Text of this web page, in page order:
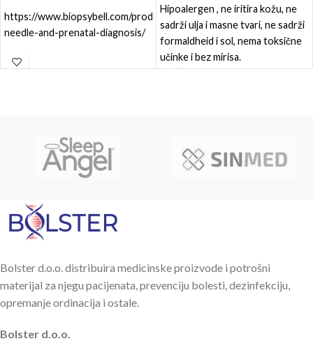
https://www.biopsybell.com/products/biopsy/chibellaspiration-
needle-and-prenatal-diagnosis/
Hipoalergen , ne iritira kožu, ne
sadrži ulja i masne tvari, ne sadrži
formaldheid i sol, nema toksične
učinke i bez mirisa.
Bolster d.o.o. distribuira medicinske proizvode i potrošni
materijal za njegu pacijenata, prevenciju bolesti, dezinfekciju,
opremanje ordinacija i ostale.
Bolster d.o.o.